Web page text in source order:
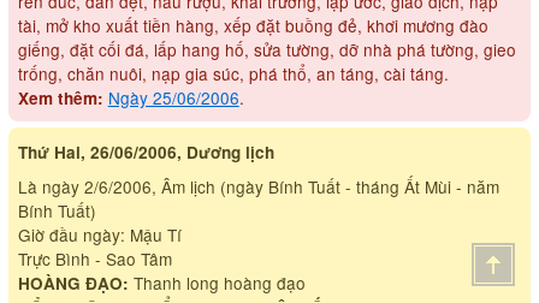
tài, mở kho xuất tiền hàng, xếp đặt buồng đẻ, khơi mương đào
giếng, đặt cối đá, lấp hang hố, sửa tường, dỡ nhà phá tường, gieo
trống, chăn nuôi, nạp gia súc, phá thổ, an táng, cài táng.
Xem thêm: Ngày 25/06/2006.
Thứ Hai, 26/06/2006, Dương lịch
Là ngày 2/6/2006, Âm lịch (ngày Bính Tuất - tháng Ất Mùi - năm
Bính Tuất)
Giờ đầu ngày: Mậu Tí
Trực Bình - Sao Tâm
HOÀNG ĐẠO: Thanh long hoàng đạo